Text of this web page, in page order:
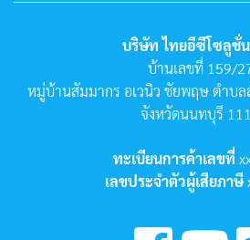
บริษัท ไทยอีซีโซลูชั่
บ้านเลขที่ 159/
หมู่บ้านสัมมากร อเวนิว ชัยพฤษ ตำบล
จังหวัดนนทบุรี
ทะเบียนการค้าเลขที่
เลขประจำตัวผู้เสียภาษี